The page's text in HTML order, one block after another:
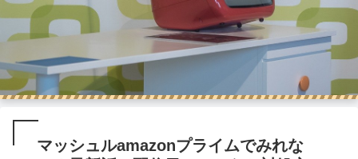
マッシュルamazonプライムでみれな